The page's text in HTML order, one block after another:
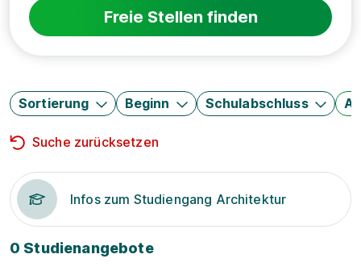
Freie Stellen finden
Sortierung Beginn Schulabschluss
Suche zurücksetzen
Infos zum Studiengang Architektur
0 Studienangebote